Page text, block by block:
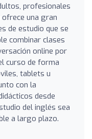
profesionales
una gran
de estudio que se
combinar clases
online por
curso de forma
tablets u
con la
desde
del inglés sea
a largo plazo.